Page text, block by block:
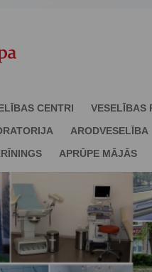
CENTRI VESELĪBAS
ARODVESELĪBA
APRŪPE MĀJĀS